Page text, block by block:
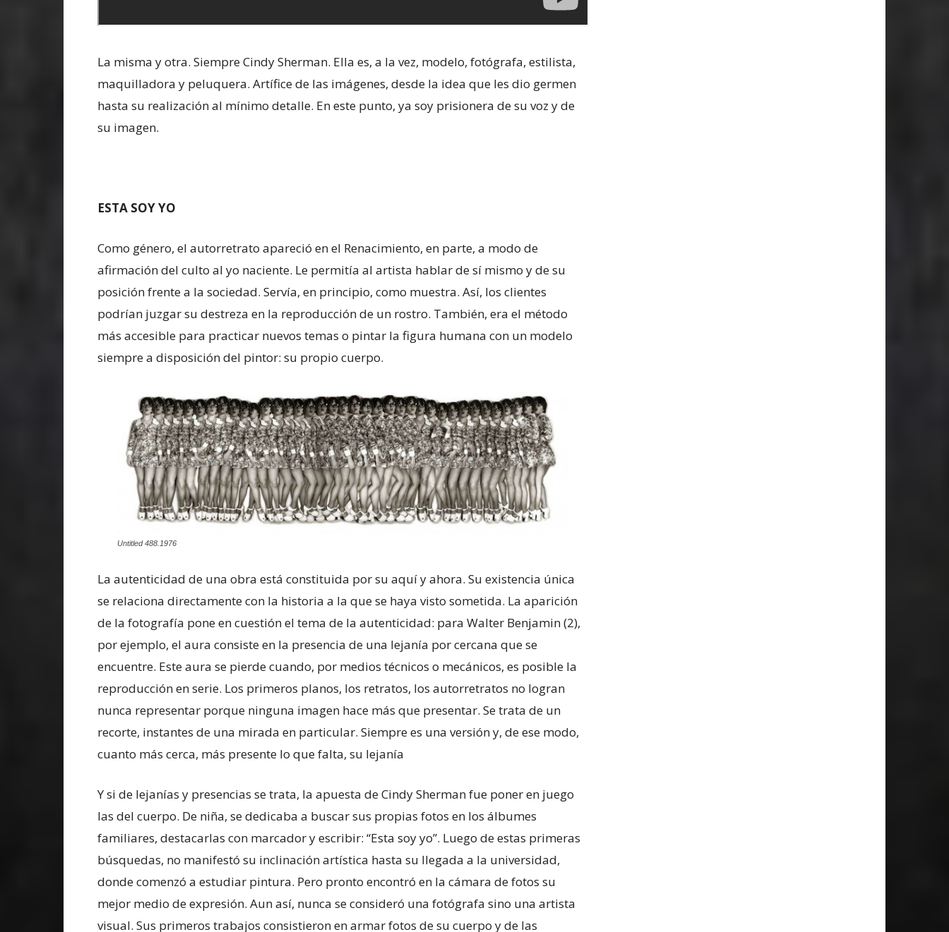
La misma y otra. Siempre Cindy Sherman. Ella es, a la vez, modelo, fotógrafa, estilista,
maquilladora y peluquera. Artífice de las imágenes, desde la idea que les dio germen
hasta su realización al mínimo detalle. En este punto, ya soy prisionera de su voz y de
su imagen.
ESTA SOY YO
Como género, el autorretrato apareció en el Renacimiento, en parte, a modo de
afirmación del culto al yo naciente. Le permitía al artista hablar de sí mismo y de su
posición frente a la sociedad. Servía, en principio, como muestra. Así, los clientes
podrían juzgar su destreza en la reproducción de un rostro. También, era el método
más accesible para practicar nuevos temas o pintar la figura humana con un modelo
siempre a disposición del pintor: su propio cuerpo.
Untitled 488.1976
La autenticidad de una obra está constituida por su aquí y ahora. Su existencia única
se relaciona directamente con la historia a la que se haya visto sometida. La aparición
de la fotografía pone en cuestión el tema de la autenticidad: para Walter Benjamin (2),
por ejemplo, el aura consiste en la presencia de una lejanía por cercana que se
encuentre. Este aura se pierde cuando, por medios técnicos o mecánicos, es posible la
reproducción en serie. Los primeros planos, los retratos, los autorretratos no logran
nunca representar porque ninguna imagen hace más que presentar. Se trata de un
recorte, instantes de una mirada en particular. Siempre es una versión y, de ese modo,
cuanto más cerca, más presente lo que falta, su lejanía
Y si de lejanías y presencias se trata, la apuesta de Cindy Sherman fue poner en juego
las del cuerpo. De niña, se dedicaba a buscar sus propias fotos en los álbumes
familiares, destacarlas con marcador y escribir: “Esta soy yo”. Luego de estas primeras
búsquedas, no manifestó su inclinación artística hasta su llegada a la universidad,
donde comenzó a estudiar pintura. Pero pronto encontró en la cámara de fotos su
mejor medio de expresión. Aun así, nunca se consideró una fotógrafa sino una artista
visual. Sus primeros trabajos consistieron en armar fotos de su cuerpo y de las